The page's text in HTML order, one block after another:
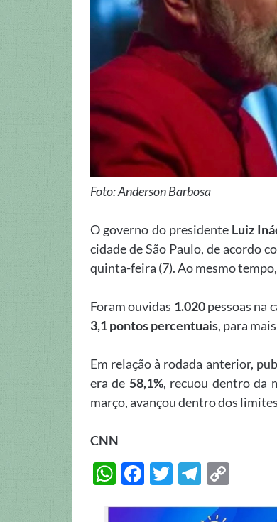
Foto: Anderson Barbosa
O governo do presidente Luiz
cidade de São Paulo, de acordo
quinta-feira (7). Ao mesmo tempo,
Foram ouvidas 1.020pessoas na
3,1 pontos percentuais, para
Em relação à rodada anterior,
era de 58,1%, recuou dentro da
março, avançou dentro dos
CNN
W F
T
T